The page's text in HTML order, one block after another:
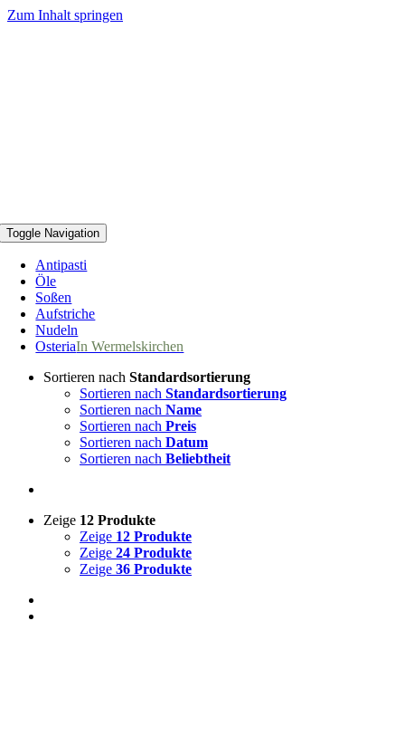
Zum Inhalt springen
Toggle Navigation
Antipasti
Öle
Soßen
Aufstriche
Nudeln
OsteriaIn Wermelskirchen
Sortieren nach Standardsortierung
Sortieren nach Standardsortierung
Sortieren nach Name
Sortieren nach Preis
Sortieren nach Datum
Sortieren nach Beliebtheit
Zeige 12 Produkte
Zeige 12 Produkte
Zeige 24 Produkte
Zeige 36 Produkte